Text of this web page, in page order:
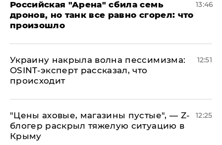
​Российская "Арена" сбила семь
дронов, но танк все равно сгорел: что
произошло
13:46
​Украину накрыла волна пессимизма:
OSINT-эксперт рассказал, что
происходит
12:51
​"Цены аховые, магазины пустые", — Z-
блогер раскрыл тяжелую ситуацию в
Крыму
12:25